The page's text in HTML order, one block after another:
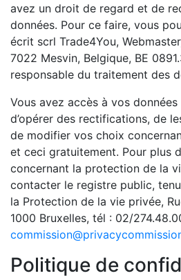
avez un droit de regard et de
données. Pour ce faire, vous
écrit scrl Trade4You,
7022 Mesvin, Belgique, BE
responsable du traitement des
Vous avez accès à vos
d’opérer des rectifications, de
de modifier vos choix
et ceci gratuitement. Pour plus
concernant la protection de la
contacter le registre public,
la Protection de la vie privée,
1000 Bruxelles, tél : 02/
Politique de